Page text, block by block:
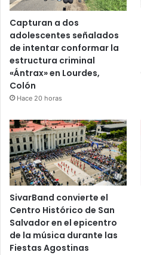
Capturan a dos
adolescentes señalados
de intentar conformar la
estructura criminal
«Ántrax» en Lourdes,
Colón
Hace 20 horas
SivarBand convierte el
Centro Histórico de San
Salvador en el epicentro
de la música durante las
Fiestas Agostinas